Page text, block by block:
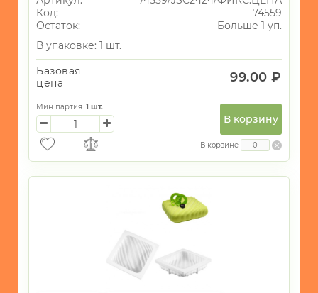
Код:
74559
Остаток:
Больше 1 уп.
В упаковке: 1 шт.
Базовая
цена
99.00 ₽
Мин партия: 1 шт.
В корзину
В корзине